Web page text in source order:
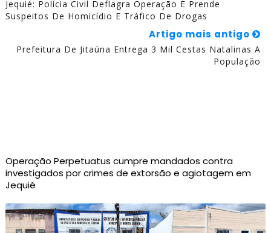
Jequié: Polícia Civil Deflagra Operação E Prende
Suspeitos De Homicídio E Tráfico De Drogas
Artigo mais antigo
Prefeitura De Jitaúna Entrega 3 Mil Cestas Natalinas A
População
Operação Perpetuatus cumpre mandados contra
investigados por crimes de extorsão e agiotagem em
Jequié